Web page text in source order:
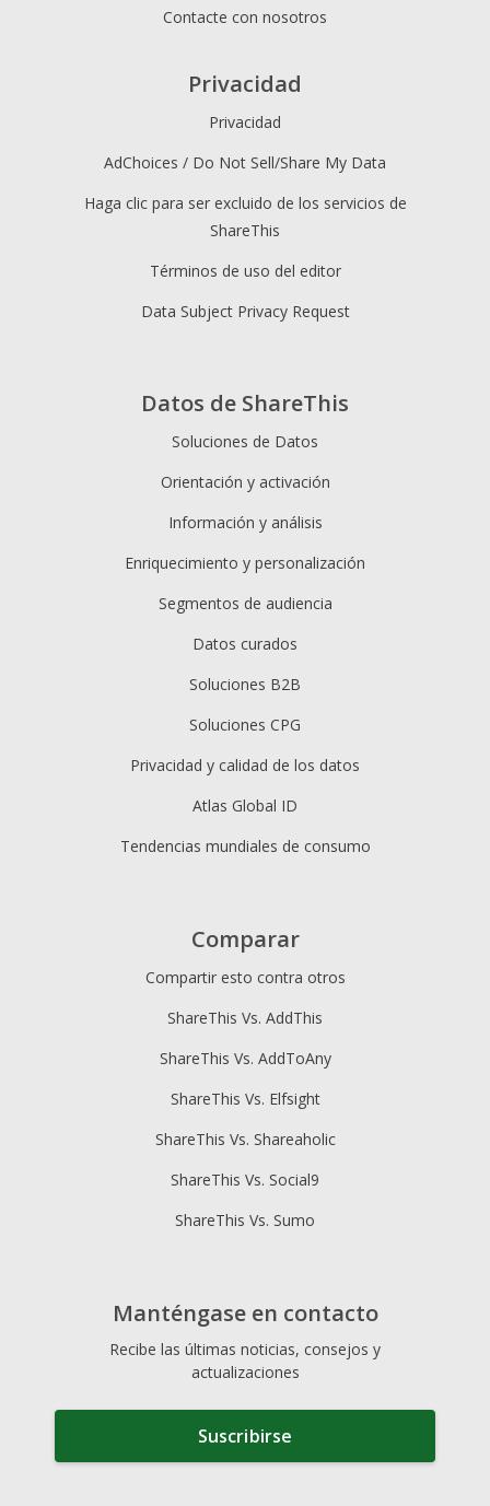
Datos de ShareThis
Soluciones de Datos
Orientación y activación
Información y análisis
Enriquecimiento y personalización
Segmentos de audiencia
Datos curados
Soluciones B2B
Soluciones CPG
Privacidad y calidad de los datos
Atlas Global ID
Tendencias mundiales de consumo
Contacte con nosotros
Privacidad
Privacidad
AdChoices / Do Not Sell/Share My Data
Haga clic para ser excluido de los servicios de
ShareThis
Términos de uso del editor
Data Subject Privacy Request
Comparar
Compartir esto contra otros
ShareThis Vs. AddThis
ShareThis Vs. AddToAny
ShareThis Vs. Elfsight
ShareThis Vs. Shareaholic
ShareThis Vs. Social9
ShareThis Vs. Sumo
Manténgase en contacto
Recibe las últimas noticias, consejos y
actualizaciones
Suscribirse